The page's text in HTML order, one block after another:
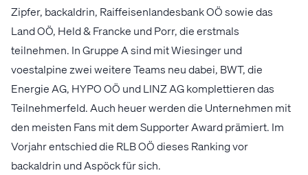
Zipfer, backaldrin, Raiffeisenlandesbank OÖ sowie das
Land OÖ, Held & Francke und Porr, die erstmals
teilnehmen. In Gruppe A sind mit Wiesinger und
voestalpine zwei weitere Teams neu dabei, BWT, die
Energie AG, HYPO OÖ und LINZ AG komplettieren das
Teilnehmerfeld. Auch heuer werden die Unternehmen mit
den meisten Fans mit dem Supporter Award prämiert. Im
Vorjahr entschied die RLB OÖ dieses Ranking vor
backaldrin und Aspöck für sich.